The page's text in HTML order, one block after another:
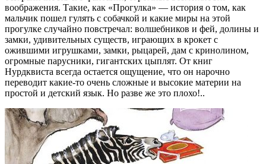
воображения. Такие, как «Прогулка» — история о том, как
мальчик пошел гулять с собачкой и какие миры на этой
прогулке случайно повстречал: волшебников и фей, долины и
замки, удивительных существ, играющих в крокет с
ожившими игрушками, замки, рыцарей, дам с кринолином,
огромные парусники, гигантских цыплят. От книг
Нурдквиста всегда остается ощущение, что он нарочно
переводит какие-то очень сложные и высокие материи на
простой и детский язык. Но разве же это плохо!..